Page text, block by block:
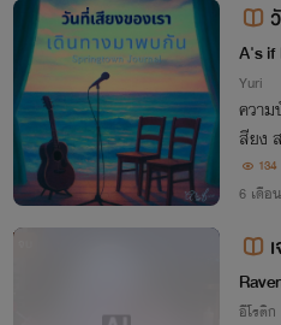
กัน
💫"
A's if
Yuri
ความ
สียง
เสีย
สียง
134
6 เดือ
ส
อีโรติก